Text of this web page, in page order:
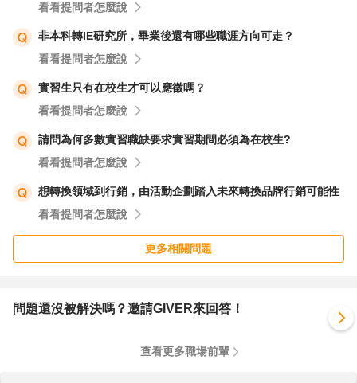
看看提問者怎麼說
非本科轉IE研究所，畢業後還有哪些職涯方向可走？
看看提問者怎麼說
實習生只有在校生才可以應徵嗎？
看看提問者怎麼說
請問為何多數實習職缺要求實習期間必須為在校生?
看看提問者怎麼說
想轉換領域到行銷，由活動企劃踏入未來轉換品牌行銷可能性
看看提問者怎麼說
更多相關問題
問題還沒被解決嗎？邀請GIVER來回答！
查看更多職場前輩